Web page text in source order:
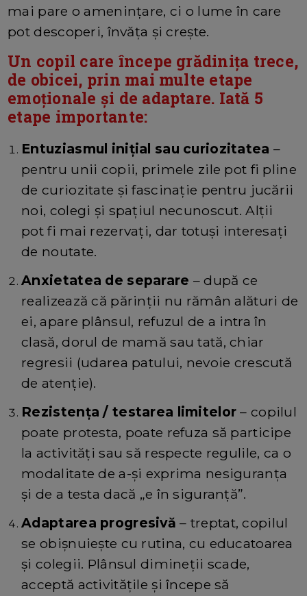
mai pare o amenințare, ci o lume în care
pot descoperi, învăța și crește.
Un copil care începe grădinița trece,
de obicei, prin mai multe etape
emoționale și de adaptare. Iată 5
etape importante:
Entuziasmul inițial sau curiozitatea –
pentru unii copii, primele zile pot fi pline
de curiozitate și fascinație pentru jucării
noi, colegi și spațiul necunoscut. Alții
pot fi mai rezervați, dar totuși interesați
de noutate.
Anxietatea de separare – după ce
realizează că părinții nu rămân alături de
ei, apare plânsul, refuzul de a intra în
clasă, dorul de mamă sau tată, chiar
regresii (udarea patului, nevoie crescută
de atenție).
Rezistența / testarea limitelor – copilul
poate protesta, poate refuza să participe
la activități sau să respecte regulile, ca o
modalitate de a-și exprima nesiguranța
și de a testa dacă „e în siguranță”.
Adaptarea progresivă – treptat, copilul
se obișnuiește cu rutina, cu educatoarea
și colegii. Plânsul dimineții scade,
acceptă activitățile și începe să